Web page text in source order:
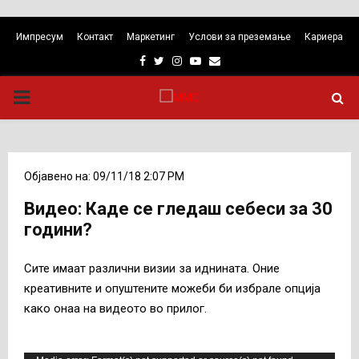
Импресум Контакт Маркетинг Услови за преземање Кариера
Facebook
TwitterInstagram
Youtube
Email
PRIMARY
Објавено на: 09/11/18 2:07 PM
Видео: Каде се гледаш себеси за 30
години?
Сите имаат различни визии за иднината. Оние
креативните и опуштените можеби би избрале опција
како онаа на видеото во прилог.